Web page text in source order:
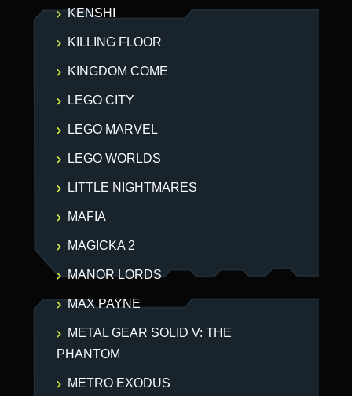
KENSHI
KILLING FLOOR
KINGDOM COME
LEGO CITY
LEGO MARVEL
LEGO WORLDS
LITTLE NIGHTMARES
MAFIA
MAGICKA 2
MANOR LORDS
MAX PAYNE
METAL GEAR SOLID V: THE
PHANTOM
METRO EXODUS